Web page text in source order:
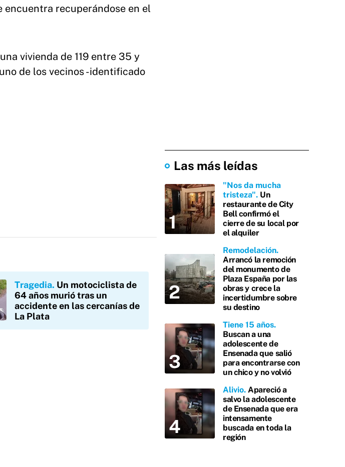
encuentra recuperándose en el
vivienda de 119 entre 35 y
de los vecinos -identificado
Tragedia Un motociclista de
64 años murió tras un
accidente en las cercanías de
La Plata
Las más leídas
"Nos da mucha
tristeza" Un
restaurante de City
Bell confirmó el
cierre de su local por
el alquiler
Remodelación
Arrancó la remoción
del monumento de
Plaza España por las
obras y crece la
incertidumbre sobre
su destino
Tiene 15 años
Buscan a una
adolescente de
Ensenada que salió
para encontrarse con
un chico y no volvió
Alivio Apareció a
salvo la adolescente
de Ensenada que era
intensamente
buscada en toda la
región